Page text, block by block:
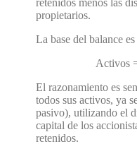
retenidos menos las
propietarios.
La base del balance
Activos
El razonamiento es
todos sus activos, ya
pasivo), utilizando el
capital de los
retenidos.